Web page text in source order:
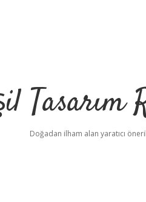
Tasarım
Doğadan ilham alan yaratıcı